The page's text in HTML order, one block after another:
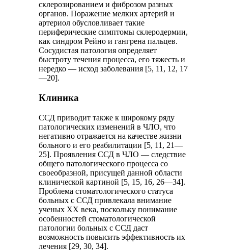
склерозированием и фиброзом разных
органов. Поражение мелких артерий и
артериол обусловливает такие
периферические симптомы склеродермии,
как синдром Рейно и гангрена пальцев.
Сосудистая патология определяет
быстроту течения процесса, его тяжесть и
нередко — исход заболевания [5, 11, 12, 17
—20].
Клиника
ССД приводит также к широкому ряду
патологических изменений в ЧЛО, что
негативно отражается на качестве жизни
больного и его реабилитации [5, 11, 21—
25]. Проявления ССД в ЧЛО — следствие
общего патологического процесса со
своеобразной, присущей данной области
клинической картиной [5, 15, 16, 26—34].
Проблема стоматологического статуса
больных с ССД привлекала внимание
ученых XX века, поскольку понимание
особенностей стоматологической
патологии больных с ССД даст
возможность повысить эффективность их
лечения [29, 30, 34].